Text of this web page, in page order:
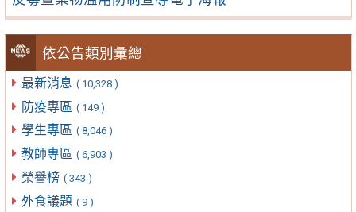
依公告類別彙總
最新消息 ( 10,328 )
防疫專區 ( 149 )
學生專區 ( 8,046 )
教師專區 ( 6,903 )
榮譽榜 ( 343 )
外食議題 ( 9 )